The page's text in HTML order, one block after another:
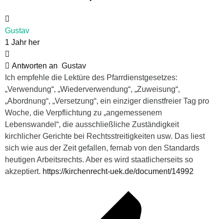
Gustav
1 Jahr her
Antworten an Gustav
Ich empfehle die Lektüre des Pfarrdienstgesetzes:
„Verwendung“, „Wiederverwendung“, „Zuweisung“,
„Abordnung“, „Versetzung“, ein einziger dienstfreier Tag pro
Woche, die Verpflichtung zu „angemessenem
Lebenswandel“, die ausschließliche Zuständigkeit
kirchlicher Gerichte bei Rechtsstreitigkeiten usw. Das liest
sich wie aus der Zeit gefallen, fernab von den Standards
heutigen Arbeitsrechts. Aber es wird staatlicherseits so
akzeptiert. https://kirchenrecht-uek.de/document/14992